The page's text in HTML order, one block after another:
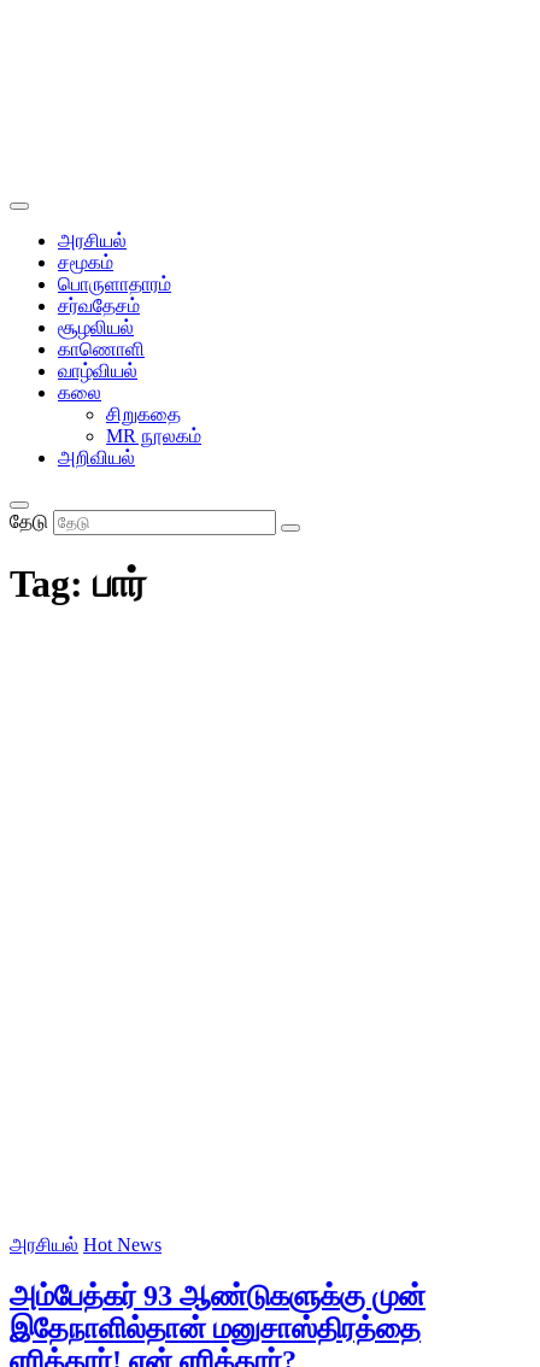
அரசியல்
சமூகம்
பொருளாதாரம்
சர்வதேசம்
சூழலியல்
காணொளி
வாழ்வியல்
கலை
சிறுகதை
MR நூலகம்
அறிவியல்
தேடு
Tag: பார்
அரசியல் Hot News
அம்பேத்கர் 93 ஆண்டுகளுக்கு முன்
இதேநாளில்தான் மனுசாஸ்திரத்தை